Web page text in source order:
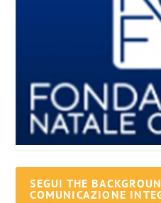
SEGUI THE
COMUNICAZIONE